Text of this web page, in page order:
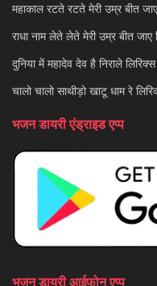
महाकाल रटते रटते मेरी उम्र बीत
राधा नाम लेते लेते मेरी उम्र बीत जाए
दुनिया में महादेव देव है निराले लिरिक्स
चालो चालो साथीड़ो खाटू धाम रे
भजन डायरी एंड्राइड एप्प
भजन डायरी आईफोन एप्प